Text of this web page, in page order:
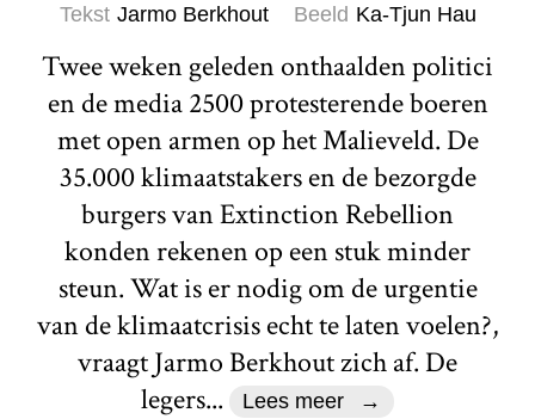
Tekst Jarmo Berkhout Beeld Ka-Tjun Hau
Twee weken geleden onthaalden politici
en de media 2500 protesterende boeren
met open armen op het Malieveld. De
35.000 klimaatstakers en de bezorgde
burgers van Extinction Rebellion
konden rekenen op een stuk minder
steun. Wat is er nodig om de urgentie
van de klimaatcrisis echt te laten voelen?,
vraagt Jarmo Berkhout zich af. De
legers...
Lees meer